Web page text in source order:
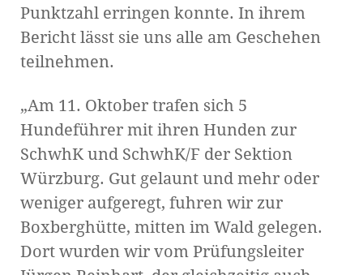
Punktzahl erringen konnte. In ihrem
Bericht lässt sie uns alle am Geschehen
teilnehmen.
„Am 11. Oktober trafen sich 5
Hundeführer mit ihren Hunden zur
SchwhK und SchwhK/F der Sektion
Würzburg. Gut gelaunt und mehr oder
weniger aufgeregt, fuhren wir zur
Boxberghütte, mitten im Wald gelegen.
Dort wurden wir vom Prüfungsleiter